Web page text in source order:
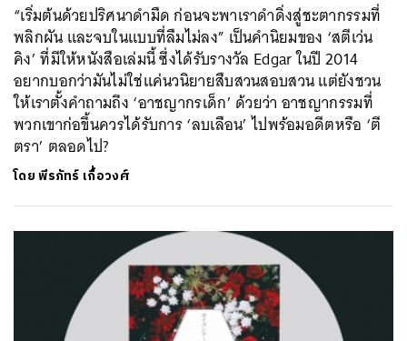
“เริ่มต้นด้วยปริศนาดำมืด ก่อนจะพาเราดำดิ่งสู่ชะตากรรมที่
พลิกผัน และจบในแบบที่ลืมไม่ลง” เป็นคำนิยมของ ‘สตีเว่น
คิง’ ที่มีให้หนังสือเล่มนี้ ซึ่งได้รับรางวัล Edgar ในปี 2014
อยากบอกว่ามันไม่ใช่แค่นวนิยายสืบสวนสอบสวน แต่ยังชวน
ให้เราตั้งคำถามถึง ‘อาชญากรเด็ก’ ด้วยว่า อาชญากรรมที่
พวกเขาก่อขึ้นควรได้รับการ ‘ลบเลือน’ ไปพร้อมอดีตหรือ ‘ตี
ตรา’ ตลอดไป?
โดยพีรภัทร์ เกื้อวงศ์